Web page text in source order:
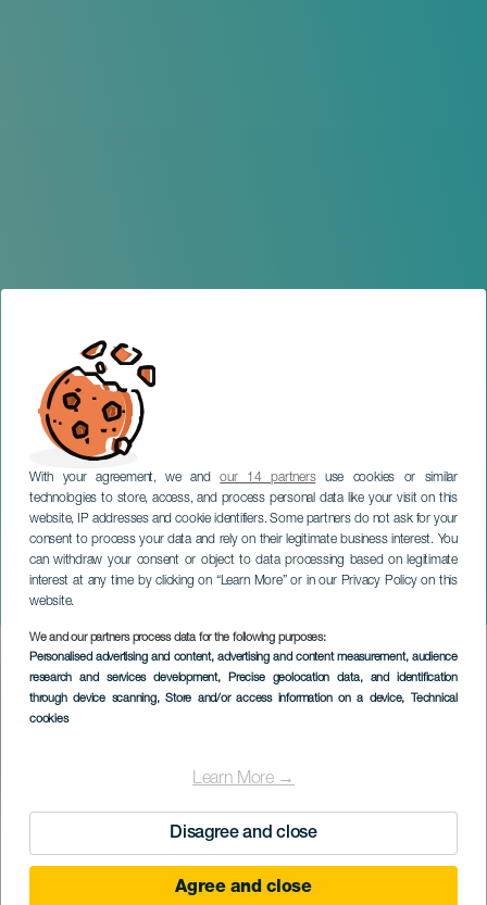
With your agreement, we andour 14 partnersuse cookies or similar
technologies to store, access, and process personal data like your visit on this
website, IP addresses and cookie identifiers. Some partners do not ask for your
consent to process your data and rely on their legitimate business interest. You
can withdraw your consent or object to data processing based on legitimate
interest at any time by clicking on “Learn More” or in our Privacy Policy on this
website.
We and our partners process data for the following purposes:
Personalised advertising and content, advertising and content measurement, audience
research and services development, Precise geolocation data, and identification
through device scanning, Store and/or access information on a device, Technical
cookies
Learn More →
Disagree and close
Agree and close
Cantajuego
TENERIFE
Imagen
Listado